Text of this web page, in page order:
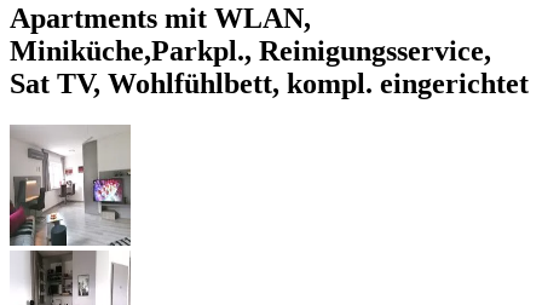
Apartments mit WLAN,
Miniküche,Parkpl., Reinigungsservice,
Sat TV, Wohlfühlbett, kompl. eingerichtet